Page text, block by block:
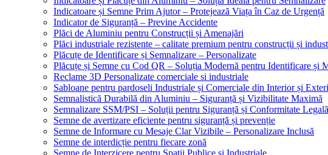
Indicatoare și Semne Prim Ajutor – Protejează Viața în Caz de Urgență
Indicator de Siguranță – Previne Accidente
Plăci de Aluminiu pentru Construcții și Amenajări
Plăci industriale rezistente – calitate premium pentru construcții și
Plăcuțe de Identificare și Semnalizare – Personalizate
Plăcuțe și Semne cu Cod QR – Soluția Modernă pentru Identificare și
Reclame 3D Personalizate comerciale si industriale
Sabloane pentru pardoseli Industriale și Comerciale din Interior și
Semnalistică Durabilă din Aluminiu – Siguranță și Vizibilitate Maximă
Semnalizare SSM/PSI – Soluții pentru Siguranță și Conformitate Legală
Semne de avertizare eficiente pentru siguranță și prevenție
Semne de Informare cu Mesaje Clar Vizibile – Personalizare Inclusă
Semne de interdicție pentru fiecare zonă
Semne de Interzicere pentru Spații Publice și Industriale